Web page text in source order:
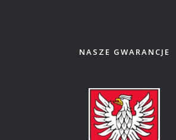
NASZE GWARANCJE